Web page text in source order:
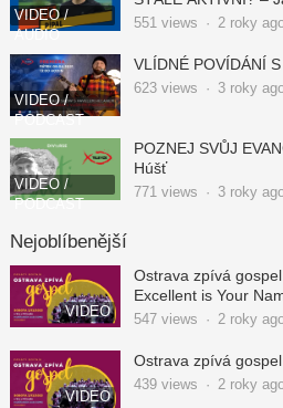
VIDEO /
AUDIO
551 views · 2 roky
VIDEO /
PODCAST
VLÍDNÉ POVÍDÁNÍ
623views · 3 roky
VIDEO /
PODCAST
POZNEJ SVŮJ
Húšť
771 views · 3 roky
Nejoblíbenější
VIDEO
Ostrava zpívá
Excellent is Your
547views · 2 roky
VIDEO
Ostrava zpívá
439views · 2 roky